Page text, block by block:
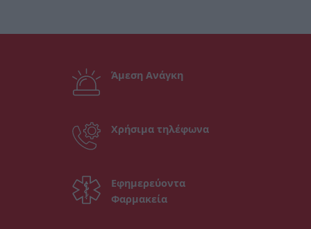
Άμεση Ανάγκη
Χρήσιμα τηλέφωνα
Εφημερεύοντα
Φαρμακεία